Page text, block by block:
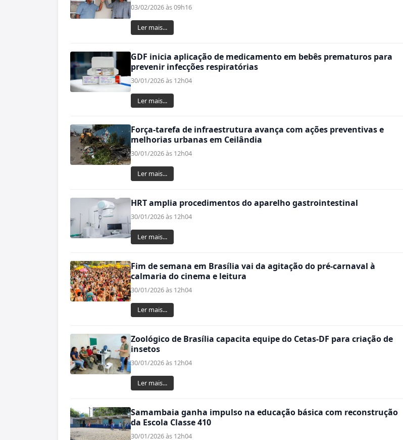
03/02/2026 às 09h16
Ler mais...
GDF inicia aplicação de medicamento em bebês prematuros para
prevenir infecções respiratórias
30/01/2026 às 12h04
Ler mais...
Força-tarefa de infraestrutura avança com ações preventivas e
melhorias urbanas em Ceilândia
30/01/2026 às 12h04
Ler mais...
HRT amplia procedimentos do aparelho gastrointestinal
30/01/2026 às 12h04
Ler mais...
Fim de semana em Brasília vai da agitação do pré-carnaval à
calmaria do cinema e leitura
30/01/2026 às 12h04
Ler mais...
Zoológico de Brasília capacita equipe do Cetas-DF para criação de
insetos
30/01/2026 às 12h04
Ler mais...
Samambaia ganha impulso na educação básica com reconstrução
da Escola Classe 410
30/01/2026 às 12h04